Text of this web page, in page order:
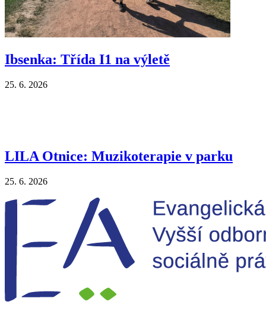
Ibsenka: Třída I1 na výletě
25. 6. 2026
LILA Otnice: Muzikoterapie v parku
25. 6. 2026